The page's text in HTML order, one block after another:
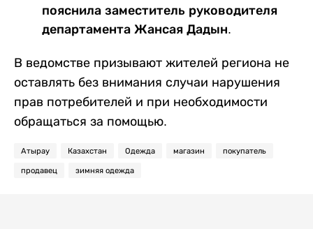
пояснила заместитель руководителя
департамента Жансая Дадын.
В ведомстве призывают жителей региона не
оставлять без внимания случаи нарушения
прав потребителей и при необходимости
обращаться за помощью.
Атырау Казахстан Одежда магазин покупатель
продавец зимняя одежда